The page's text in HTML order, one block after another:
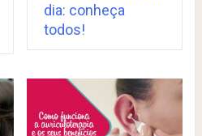
dia: conheça
todos!